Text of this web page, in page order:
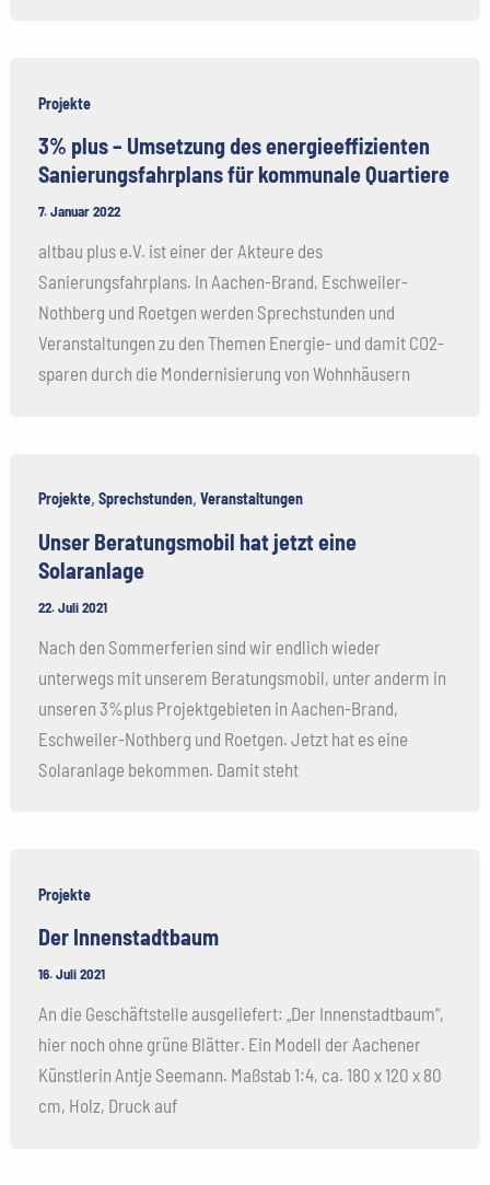
Projekte
3% plus – Umsetzung des energieeffizienten
Sanierungsfahrplans für kommunale Quartiere
7. Januar 2022
altbau plus e.V. ist einer der Akteure des
Sanierungsfahrplans. In Aachen-Brand, Eschweiler-
Nothberg und Roetgen werden Sprechstunden und
Veranstaltungen zu den Themen Energie- und damit CO2-
sparen durch die Mondernisierung von Wohnhäusern
Projekte, Sprechstunden, Veranstaltungen
Unser Beratungsmobil hat jetzt eine
Solaranlage
22. Juli 2021
Nach den Sommerferien sind wir endlich wieder
unterwegs mit unserem Beratungsmobil, unter anderm in
unseren 3%plus Projektgebieten in Aachen-Brand,
Eschweiler-Nothberg und Roetgen. Jetzt hat es eine
Solaranlage bekommen. Damit steht
Projekte
Der Innenstadtbaum
16. Juli 2021
An die Geschäftstelle ausgeliefert: „Der Innenstadtbaum“,
hier noch ohne grüne Blätter. Ein Modell der Aachener
Künstlerin Antje Seemann. Maßstab 1:4, ca. 180 x 120 x 80
cm, Holz, Druck auf